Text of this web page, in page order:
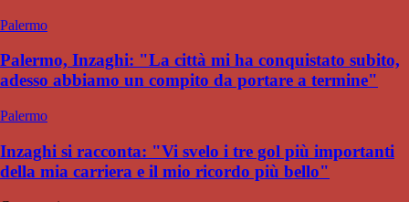
Palermo
Palermo, Inzaghi: "La città mi ha conquistato subito,
adesso abbiamo un compito da portare a termine"
Palermo
Inzaghi si racconta: "Vi svelo i tre gol più importanti
della mia carriera e il mio ricordo più bello"